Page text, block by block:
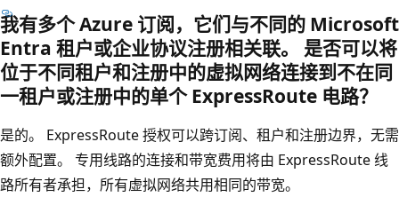
我有多个 Azure 订阅，它们与不同的 Microsoft
Entra 租户或企业协议注册相关联。 是否可以将
位于不同租户和注册中的虚拟网络连接到不在同
一租户或注册中的单个 ExpressRoute 电路？
是的。 ExpressRoute 授权可以跨订阅、租户和注册边界，无需
额外配置。 专用线路的连接和带宽费用将由 ExpressRoute 线
路所有者承担，所有虚拟网络共用相同的带宽。